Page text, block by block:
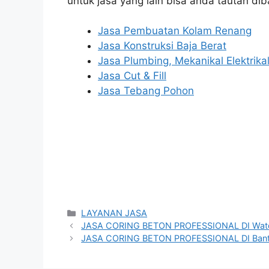
Jasa Pembuatan Kolam Renang
Jasa Konstruksi Baja Berat
Jasa Plumbing, Mekanikal Elektrikal
Jasa Cut & Fill
Jasa Tebang Pohon
Categories
LAYANAN JASA
JASA CORING BETON PROFESSIONAL DI
JASA CORING BETON PROFESSIONAL DI